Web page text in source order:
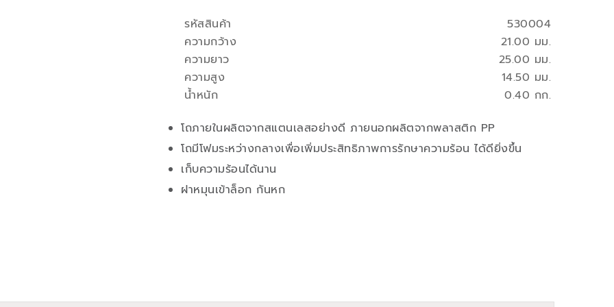
โถภายในผลิตจากสแตนเลสอย่างดี ภายนอกผลิตจากพลาสติก PP
โถมีโฟมระหว่างกลางเพื่อเพิ่มประสิทธิภาพการรักษาความร้อน ได้ดียิ่งขึ้น
เก็บความร้อนได้นาน
ฝาหมุนเข้าล็อก กันหก
คุณสมบัติ
ความสูง 14.50 มม.
รหัสสินค้า 530004
น้ำหนัก 0.40 กก.
ความกว้าง
21.00 มม.
ความยาว
25.00 มม.